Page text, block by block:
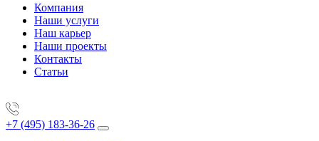
Компания
Наши услуги
Наш карьер
Наши проекты
Контакты
Статьи
+7 (495) 183-36-26